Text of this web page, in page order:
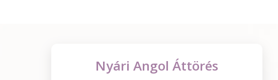
Nyári Angol Áttörés